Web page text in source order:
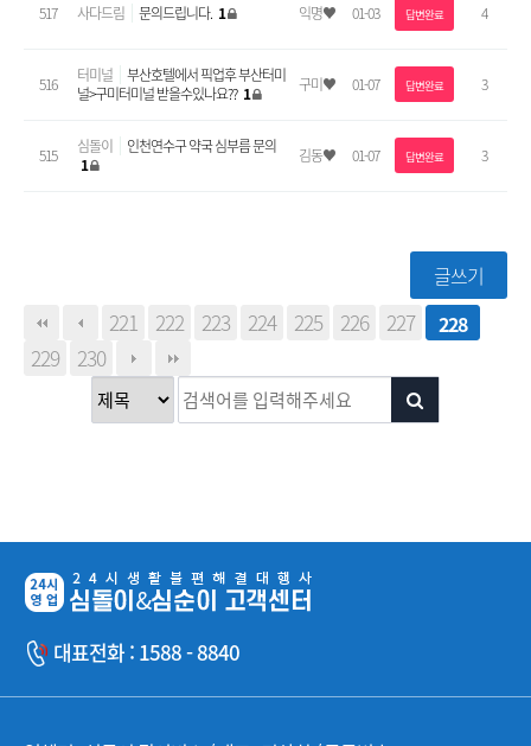
517 사다드림 문의드립니다. 1 익명♥ 01-03 답변완료 4
516 터미널
부산호텔에서 픽업후 부산터미
널>구미터미널 받을수있나요?? 1 구미♥ 01-07 답변완료 3
515 심돌이
인천연수구 약국 심부름 문의
1
김동♥ 01-07 답변완료 3
글쓰기
221 222 223 224 225 226 227 228
229 230
대표전화 : 1588 - 8840